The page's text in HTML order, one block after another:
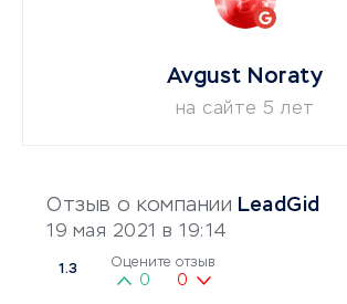
Отзыв о компании LeadGid
19 мая 2021 в 19:14
1.3 Оцените отзыв
0 0
Avgust Noraty
на сайте 5 лет